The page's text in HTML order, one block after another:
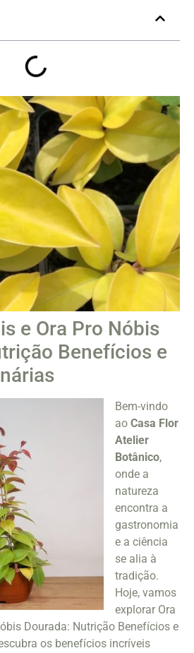
e Ora Pro Nóbis
Benefícios e
Bem-vindo
ao Casa Flor
Atelier
Botânico,
onde a
natureza
encontra a
gastronomia
e a ciência
se alia à
tradição.
Hoje, vamos
explorar Ora
Dourada: Nutrição Benefícios e
os benefícios incríveis